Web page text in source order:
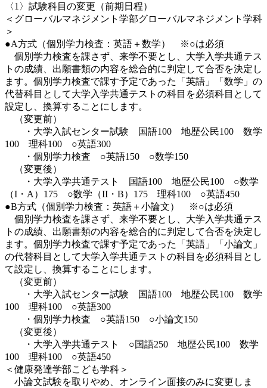
〈1〉試験科目の変更（前期日程）
＜グローバルマネジメント学部グローバルマネジメント学科
＞
●A方式（個別学力検査：英語＋数学） ※○は必須
個別学力検査を課さず、来学不要とし、大学入学共通テス
トの成績、出願書類の内容を総合的に判定して合否を決定し
ます。個別学力検査で課す予定であった「英語」「数学」の
代替科目として大学入学共通テストの科目を必須科目として
設定し、換算することにします。
（変更前）
・大学入試センター試験 国語100 地歴公民100 数学
100 理科100 ○英語300
・個別学力検査 ○英語150 ○数学150
（変更後）
・大学入学共通テスト 国語100 地歴公民100 ○数学
（I・A）175 ○数学（II・B）175 理科100 ○英語450
●B方式（個別学力検査：英語＋小論文） ※○は必須
個別学力検査を課さず、来学不要とし、大学入学共通テス
トの成績、出願書類の内容を総合的に判定して合否を決定し
ます。個別学力検査で課す予定であった「英語」「小論文」
の代替科目として大学入学共通テストの科目を必須科目とし
て設定し、換算することにします。
（変更前）
・大学入試センター試験 国語100 地歴公民100 数学
100 理科100 ○英語300
・個別学力検査 ○英語150 ○小論文150
（変更後）
・大学入学共通テスト ○国語250 地歴公民100 数学
100 理科100 ○英語450
＜健康発達学部こども学科＞
小論文試験を取りやめ、オンライン面接のみに変更しま